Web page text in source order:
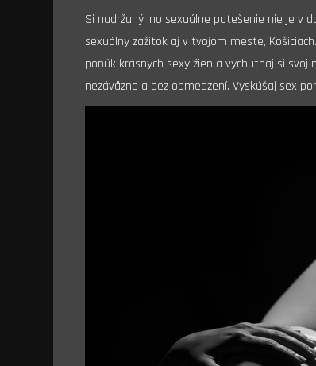
Si nadržaný, no sexuálne potešenie nie je v
sexuálny zážitok aj v tvojom meste,
ponúk krásnych sexy žien a vychutnaj si
nezáväzne a bez obmedzení. Vyskúšajsex